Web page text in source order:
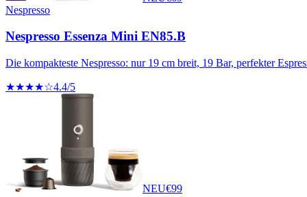
Nespresso
Nespresso Essenza Mini EN85.B
Die kompakteste Nespresso: nur 19 cm breit, 19 Bar, perfekter
★★★★☆4.4/5
NEU€99